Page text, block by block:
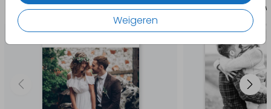
Weigeren
Bedankkaart